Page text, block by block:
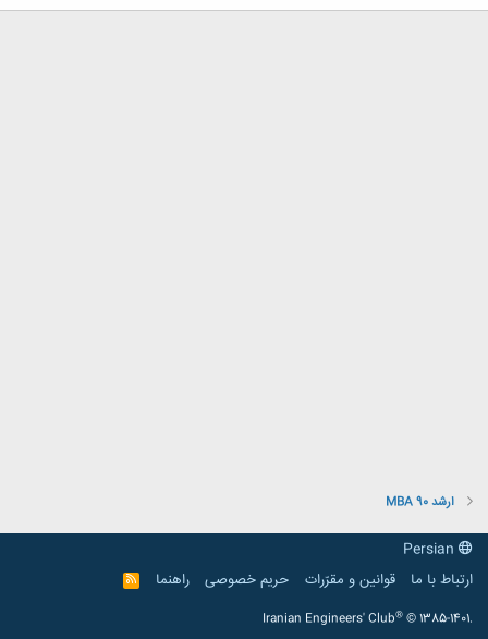
ارشد 90 MBA
ارتباط با ما
قوانین و مقرّرات حریم خصوصی راهنما
R
S
Iranian Engineers' Club® © 1385-1401.